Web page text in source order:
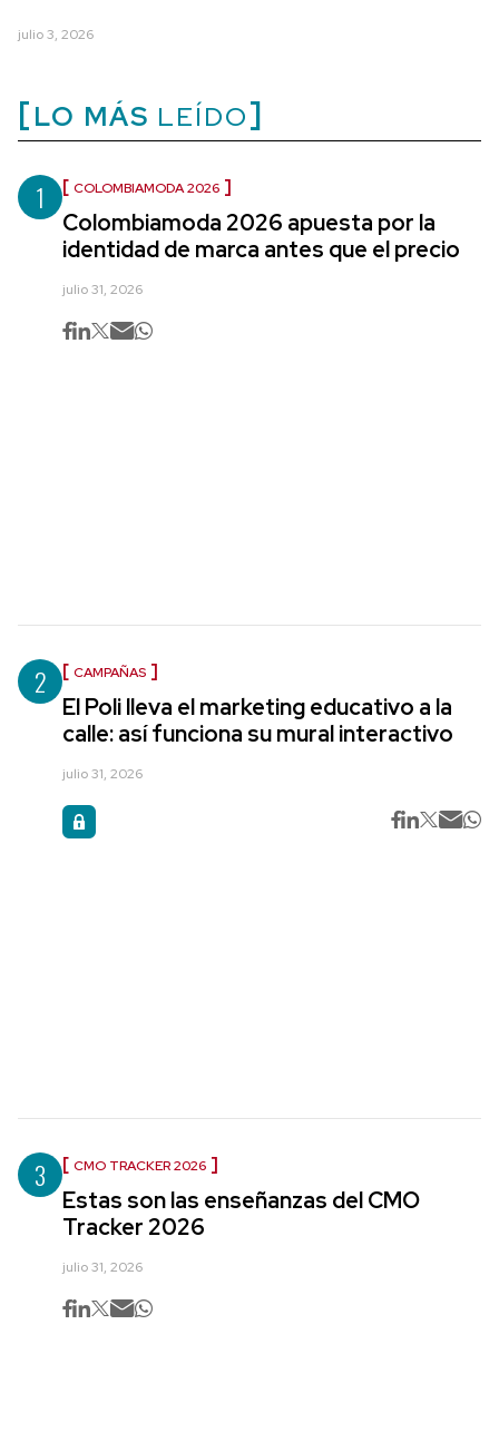
julio 3, 2026
LO MÁS LEÍDO
1 COLOMBIAMODA 2026
Colombiamoda 2026 apuesta por la
identidad de marca antes que el precio
julio 31, 2026
2 CAMPAÑAS
El Poli lleva el marketing educativo a la
calle: así funciona su mural interactivo
julio 31, 2026
3 CMO TRACKER 2026
Estas son las enseñanzas del CMO
Tracker 2026
julio 31, 2026